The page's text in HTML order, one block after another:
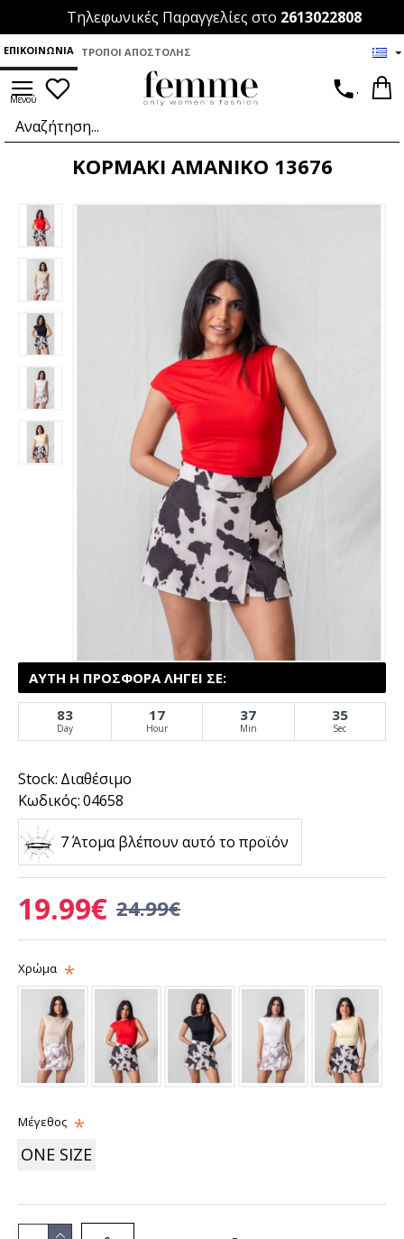
Τηλεφωνικές Παραγγελίες στο 2613022808
ΕΠΙΚΟΙΝΩΝΊΑ ΤΡΌΠΟΙ ΑΠΟΣΤΟΛΉΣ
.
ΚΟΡΜΑΚΙ ΑΜΑΝΙΚΟ 13676
Stock: Διαθέσιμο
Κωδικός:04658
ΑΥΤΉ Η ΠΡΟΣΦΟΡΆ ΛΉΓΕΙ ΣΕ:
83
Day
17
Hour
37
Min
35
Sec
7 Άτομα βλέπουν αυτό το προϊόν
19.99€ 24.99€
Χρώμα
Μέγεθος
ONE SIZE